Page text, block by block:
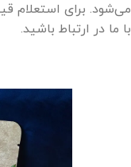
می‌شود. برای استعلام
با ما در ارتباط باشید.